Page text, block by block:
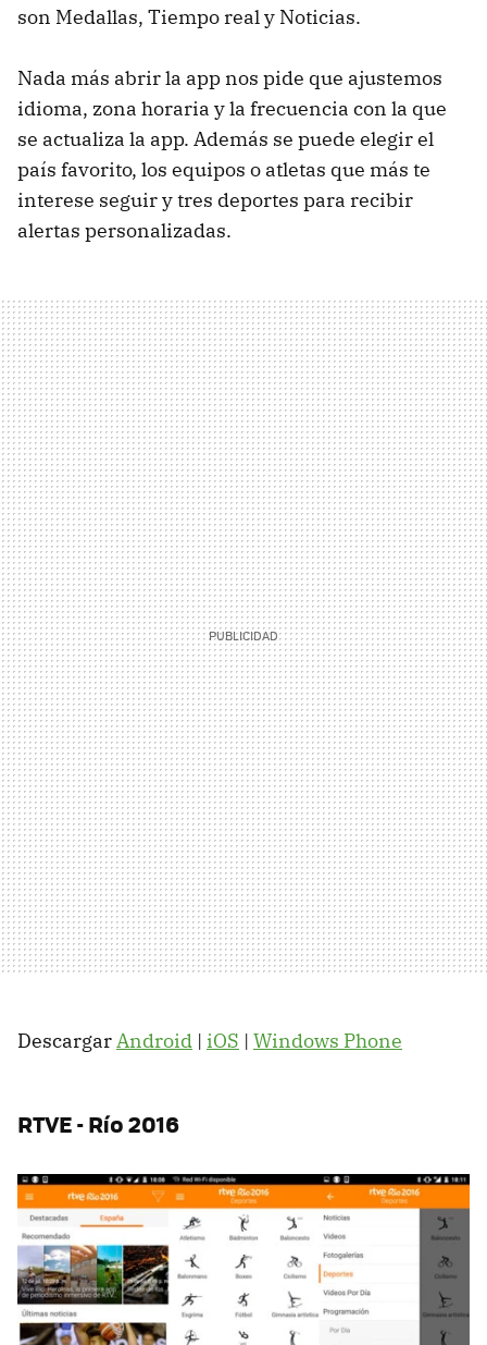
son Medallas, Tiempo real y Noticias.
Nada más abrir la app nos pide que ajustemos
idioma, zona horaria y la frecuencia con la que
se actualiza la app. Además se puede elegir el
país favorito, los equipos o atletas que más te
interese seguir y tres deportes para recibir
alertas personalizadas.
DescargarAndroid | iOS | Windows Phone
RTVE - Río 2016